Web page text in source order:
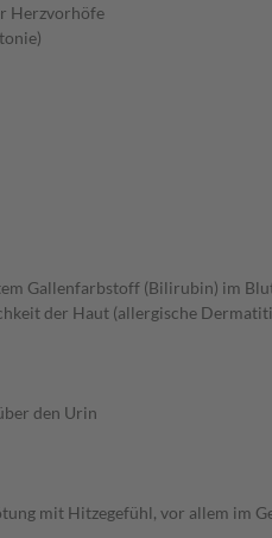
Herzvorhöfe
Gallenfarbstoff (Bilirubin) im
der Haut (allergische
den Urin
mit Hitzegefühl, vor allem im